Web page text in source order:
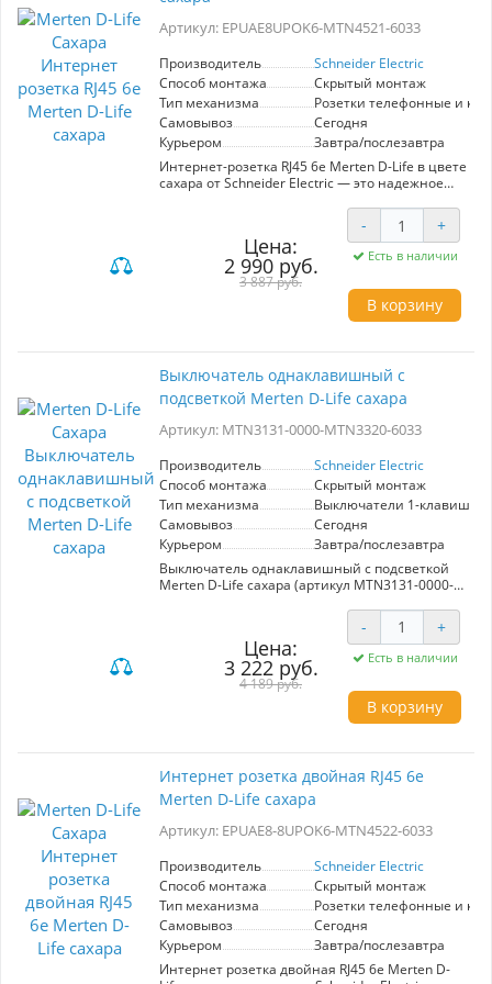
комфорта. Выбирая этот переключатель, вы
привлекательное решение для вашего дома
или офиса.
Артикул: EPUAE8UPOK6-MTN4521-6033
Производитель
Schneider Electric
Способ монтажа
Скрытый монтаж
Тип механизма
Розетки телефонные и
Самовывоз
Сегодня
Курьером
Завтра/послезавтра
Интернет-розетка RJ45 6e Merten D-Life в цвете
сахара от Schneider Electric — это надежное
подключения в вашем доме или офисе.
Артикул EPUAE8UPOK6-MTN4521-6033
гарантирует высокое качество и
долговечность этого продукта. Розетка
предназначена для телефонных и
компьютерных соединений, позволяя
обеспечить стабильное и быстрое интернет-
впишется в любой интерьер, добавляя
Использование данного устройства
значительно упрощает процесс подключения
интернету и другим сетевым ресурсам. Данная
что делает ее отличным выбором для
профессионалов и домашних пользователей.
Цена:
2 990 руб.
3 887 руб.
- +
Есть в наличии
В корзину
Выключатель однаклавишный с
подсветкой Merten D-Life сахара
Артикул: MTN3131-0000-MTN3320-6033
Производитель
Schneider Electric
Способ монтажа
Скрытый монтаж
Тип механизма
Выключатели 1-
Самовывоз
Сегодня
Курьером
Завтра/послезавтра
Выключатель однаклавишный с подсветкой
Merten D-Life сахара (артикул MTN3131-0000-
Electric — это идеальное решение для вашего
дома или офиса. Выполненный в нежном
цвете сахара, данный выключатель легко
вписывается в любой интерьер, добавляя ему
современный стиль и уют. Благодаря
механизму 1-клавишного типа, управление
освещением становится простым и
Поскольку данный выключатель оснащен
подсветкой, вы не потеряете его в темноте,
что обеспечивает удобство и безопасность при
условиях недостаточного освещения.
надежность и элегантный дизайн, что делает
ее отличным выбором для тех, кто ценит
качество и эстетику. Выберите выключатель,
который не только функционален, но и
подчеркивает ваш индивидуальный стиль.
Цена:
3 222 руб.
4 189 руб.
- +
Есть в наличии
В корзину
Интернет розетка двойная RJ45 6e
Merten D-Life сахара
Артикул: EPUAE8-8UPOK6-MTN4522-6033
Производитель
Schneider Electric
Способ монтажа
Скрытый монтаж
Тип механизма
Розетки телефонные и
Самовывоз
Сегодня
Курьером
Завтра/послезавтра
Интернет розетка двойная RJ45 6e Merten D-